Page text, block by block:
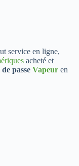
service en ligne,
acheté et
passe Vapeur en